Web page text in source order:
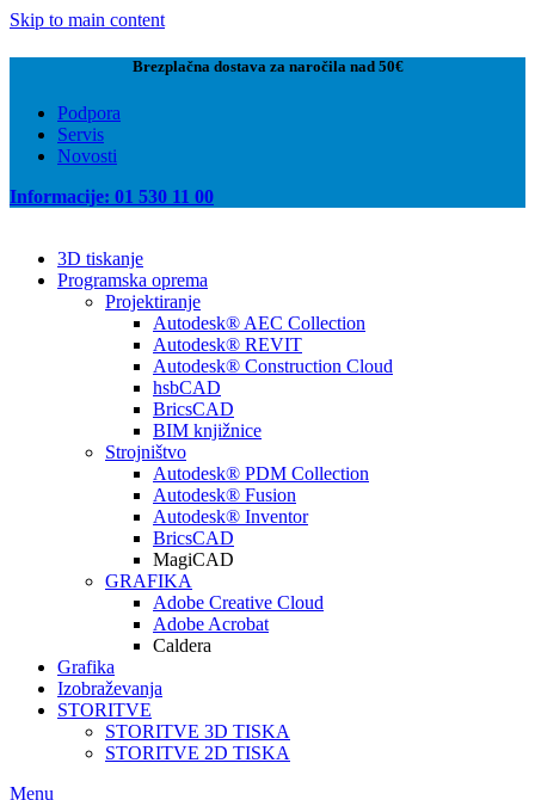
Skip to main content
Brezplačna dostava za naročila nad 50€
Podpora
Servis
Novosti
Informacije: 01 530 11 00
3D tiskanje
Programska oprema
Projektiranje
Autodesk® AEC Collection
Autodesk® REVIT
Autodesk® Construction Cloud
hsbCAD
BricsCAD
BIM knjižnice
Strojništvo
Autodesk® PDM Collection
Autodesk® Fusion
Autodesk® Inventor
BricsCAD
MagiCAD
GRAFIKA
Adobe Creative Cloud
Adobe Acrobat
Caldera
Grafika
Izobraževanja
STORITVE
STORITVE 3D TISKA
STORITVE 2D TISKA
Menu